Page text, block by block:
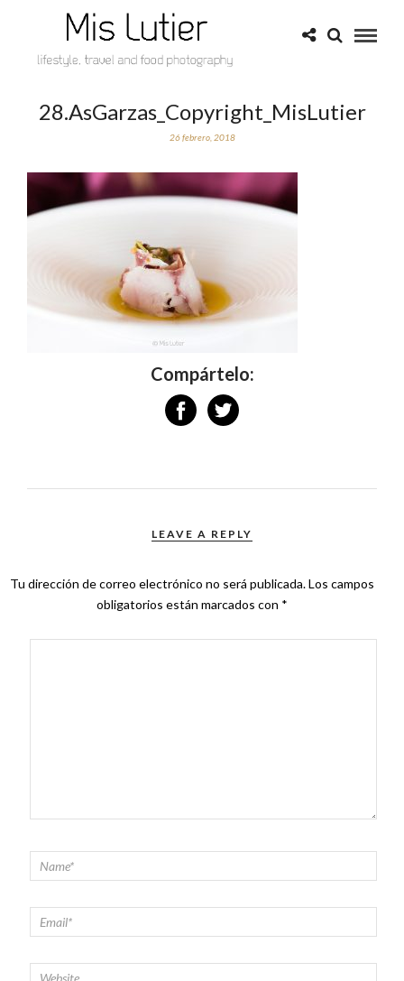
28.AsGarzas_Copyright_MisLutier
26 febrero, 2018
Compártelo:
LEAVE A REPLY
Tu dirección de correo electrónico no será publicada.Los campos
obligatorios están marcados con *